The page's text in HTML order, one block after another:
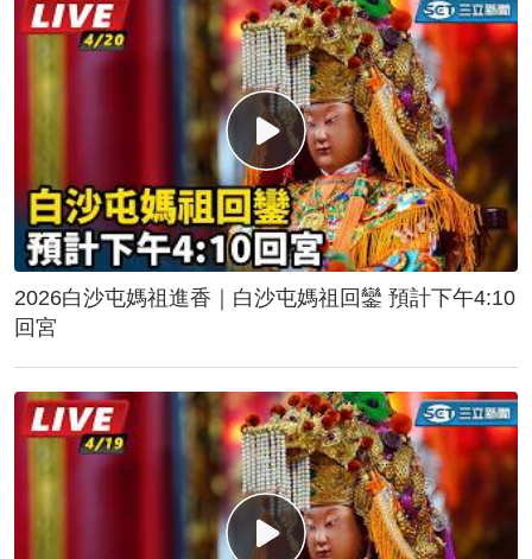
2026白沙屯媽祖進香｜白沙屯媽祖回鑾 預計下午4:10
回宮